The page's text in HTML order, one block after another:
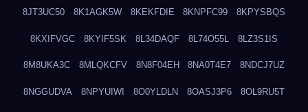
8JT3UC50 8K1AGK5W 8KEKFDIE 8KNPFC99 8KPYSBQS
8KXIFVGC 8KYIF5SK 8L34DAQF 8L74O55L 8LZ3S1IS
8M8UKA3C 8MLQKCFV 8N8F04EH 8NA0T4E7 8NDCJ7UZ
8NGGUDVA 8NPYUIWI 8O0YLDLN 8OASJ3P6 8OL9RU5T